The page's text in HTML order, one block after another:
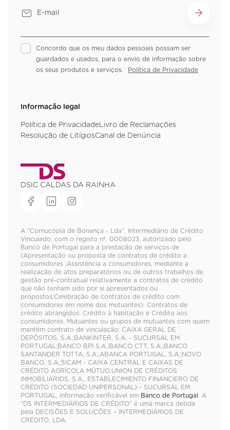
Concordo que os meu dados pessoais possam ser
guardados e usados, para o envio de informação sobre
os seus produtos e serviços.
Política de Privacidade
Informação legal
Política de Privacidade Livro de Reclamações
Resolução de LitígiosCanal de Denúncia
DSIC CALDAS DA RAINHA
A “Cornucópia de Bonança - Lda”, Intermediário de Crédito
Vinculado, com o registo nº. 0008023, autorizado pelo
Banco de Portugal para a prestação de serviços de
(Apresentação ou proposta de contratos de crédito a
consumidores ;Assistência a consumidores, mediante a
realização de atos preparatórios ou de outros trabalhos de
gestão pré-contratual relativamente a contratos de crédito
que não tenham sido por si apresentados ou
propostos;Celebração de contratos de crédito com
consumidores em nome dos mutuantes). Contratos de
crédito abrangidos: Crédito à habitação e Crédito aos
consumidores. Mutuantes ou grupos de mutuantes com quem
mantém contrato de vinculação: CAIXA GERAL DE
DEPÓSITOS, S.A.;BANKINTER, S.A. - SUCURSAL EM
PORTUGAL;BANCO BPI S.A.;BANCO CTT, S.A.;BANCO
SANTANDER TOTTA, S.A.;ABANCA PORTUGAL, S.A.;NOVO
BANCO, S.A.;SICAM - CAIXA CENTRAL E CAIXAS DE
CRÉDITO AGRÍCOLA MÚTUO;UNION DE CRÉDITOS
INMOBILIÁRIOS, S.A., ESTABLECIMIENTO FINANCIERO DE
CRÉDITO (SOCIEDAD UNIPERSONAL) - SUCURSAL EM
PORTUGAL, informação verificável em Banco de Portugal. A
“DS INTERMEDIÁRIOS DE CRÉDITO” é uma marca detida
pela DECISÕES E SOLUÇÕES – INTERMEDIÁRIOS DE
CRÉDITO, LDA.